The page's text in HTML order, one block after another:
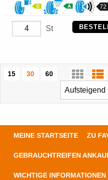
72
St
15 30
60
MEINE STARTSEITE ZU
GEBRAUCHTREIFEN
WICHTIGE INFORMATIONEN